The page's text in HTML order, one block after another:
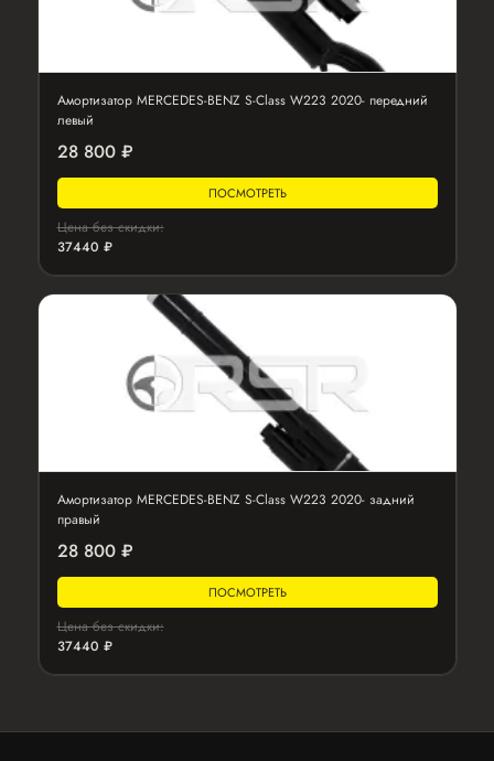
Амортизатор MERCEDES-BENZ S-Class W223 2020- передний
левый
28 800 ₽
ПОСМОТРЕТЬ
Цена без скидки:
37440 ₽
Амортизатор MERCEDES-BENZ S-Class W223 2020- задний
правый
28 800 ₽
ПОСМОТРЕТЬ
Цена без скидки:
37440 ₽